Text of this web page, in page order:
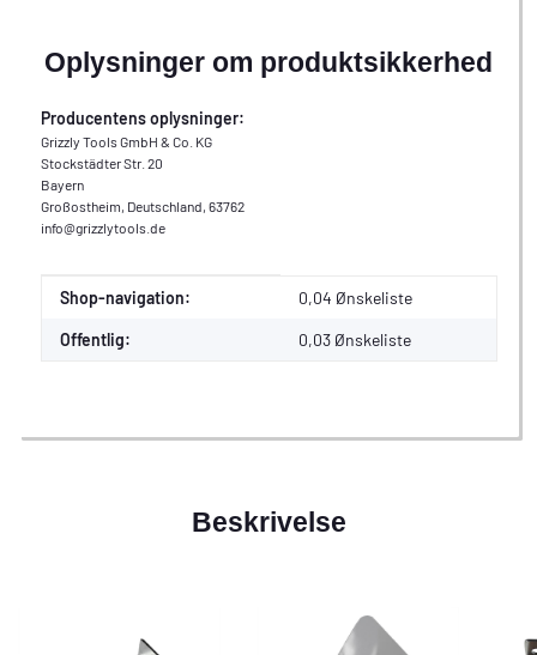
Oplysninger om produktsikkerhed
Producentens oplysninger:
Grizzly Tools GmbH & Co. KG
Stockstädter Str. 20
Bayern
Großostheim, Deutschland, 63762
info@grizzlytools.de
Værdi
Producent
Shop-navigation: 0,04 Ønskeliste
Offentlig: 0,03 Ønskeliste
Beskrivelse